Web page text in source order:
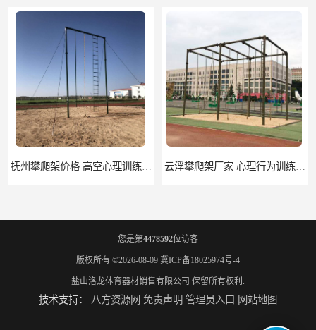
抚州攀爬架价格 高空心理训练器材 标准尺寸 云浮攀爬架厂家 心理行为训练器材 质量保证
您是第4478592位访客
版权所有 ©2026-08-09 冀ICP备18025974号-4
盐山洛龙体育器材销售有限公司 保留所有权利.
技术支持： 八方资源网 免责声明 管理员入口 网站地图